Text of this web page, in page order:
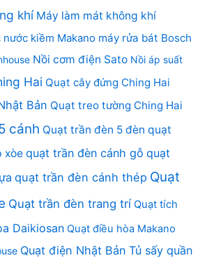
khí Máy làm mát không khí
nước kiềm Makano máy rửa bát Bosch
Nồi cơm điện Sato Nồi áp suất
Hai Quạt cây đứng Ching Hai
Bản Quạt treo tường Ching Hai
cánh Quạt trần đèn 5 đèn quạt
xòe quạt trần đèn cánh gỗ quạt
quạt trần đèn cánh thép Quạt
Quạt trần đèn trang trí Quạt tích
Daikiosan Quạt điều hòa Makano
Quạt điện Nhật Bản Tủ sấy quần